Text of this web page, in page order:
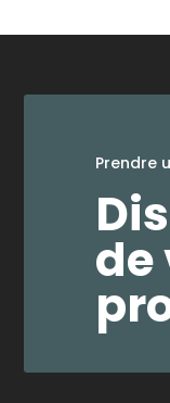
Prendre
de